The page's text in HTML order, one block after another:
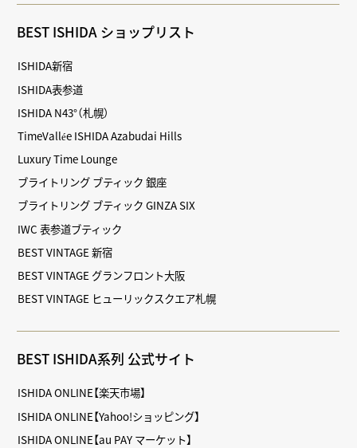
BEST ISHIDA ショップリスト
ISHIDA新宿
ISHIDA表参道
ISHIDA N43°（札幌）
TimeVallée ISHIDA Azabudai Hills
Luxury Time Lounge
ブライトリング ブティック 銀座
ブライトリング ブティック GINZA SIX
IWC 表参道ブティック
BEST VINTAGE 新宿
BEST VINTAGE グランフロント大阪
BEST VINTAGE ヒューリックスクエア札幌
BEST ISHIDA系列 公式サイト
ISHIDA ONLINE【楽天市場】
ISHIDA ONLINE【Yahoo!ショッピング】
ISHIDA ONLINE【au PAY マーケット】